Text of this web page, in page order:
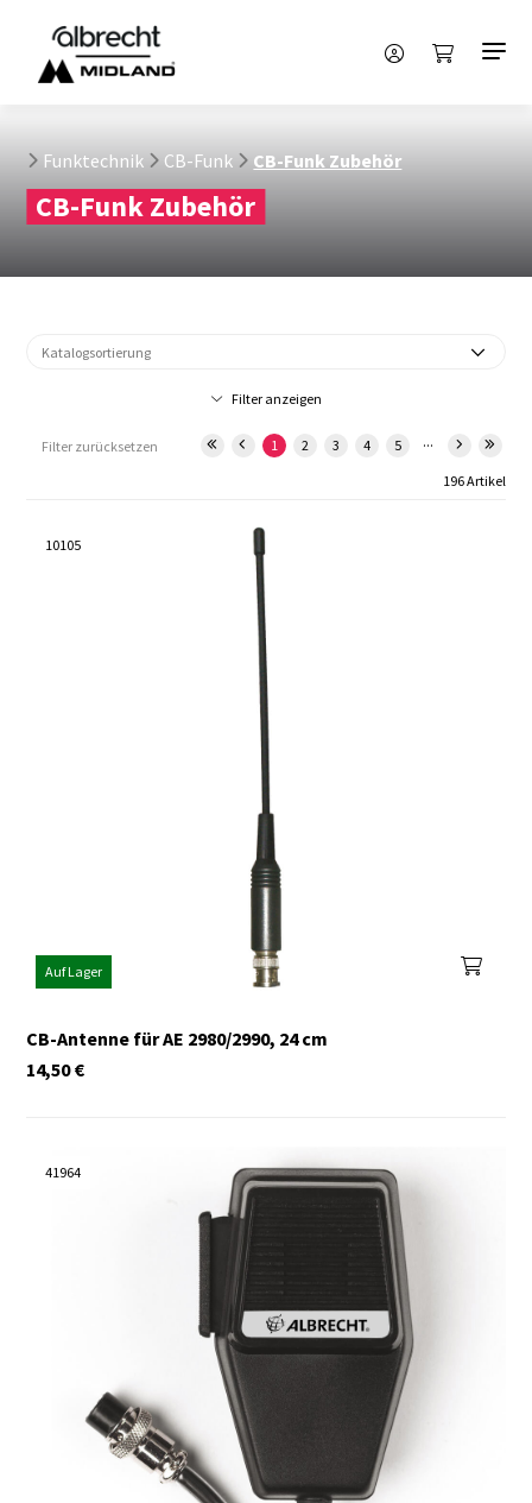
Funktechnik CB-Funk CB-Funk Zubehör
CB-Funk Zubehör
Filter anzeigen
Filter zurücksetzen 1 2 3 4 5 ...
196 Artikel
10105
Auf Lager
CB-Antenne für AE 2980/2990, 24 cm
€
14,50
41964